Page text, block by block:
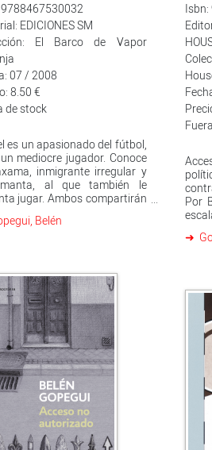
EDICIONES SM
El Barco de Vapor
07 / 2008
8.50 €
de stock
es un apasionado del fútbol,
mediocre jugador. Conoce
inmigrante irregular y
al que también le
jugar. Ambos compartirán
en sus respectivas
a los más jóvenes.
Belén
Por